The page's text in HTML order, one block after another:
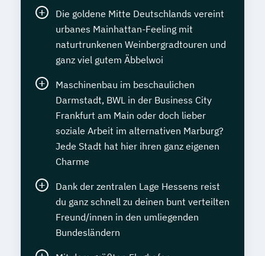
Die goldene Mitte Deutschlands vereint
urbanes Mainhattan-Feeling mit
naturtrunkenen Weinbergradtouren und
ganz viel gutem Äbbelwoi
Maschinenbau im beschaulichen
Darmstadt, BWL in der Business City
Frankfurt am Main oder doch lieber
soziale Arbeit im alternativen Marburg?
Jede Stadt hat hier ihren ganz eigenen
Charme
Dank der zentralen Lage Hessens reist
du ganz schnell zu deinen bunt verteilten
Freund/innen in den umliegenden
Bundesländern